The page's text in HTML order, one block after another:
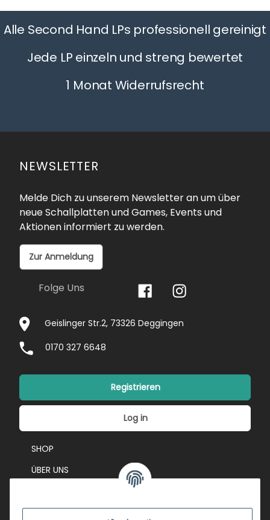
Alle Second Hand LPs professionell gereinigt
Jede LP einzeln und streng bewertet
1 Monat Widerrufsrecht
NEWSLETTER
Melde Dich zu unserem Newsletter an um über
neue Schallplatten und Games, Events und
Aktionen informiert zu werden.
Zur Anmeldung
Folge Uns
Geislinger Str.2, 73326 Deggingen
0170 327 6648
Registrieren
Log in
SHOP
ÜBER UNS